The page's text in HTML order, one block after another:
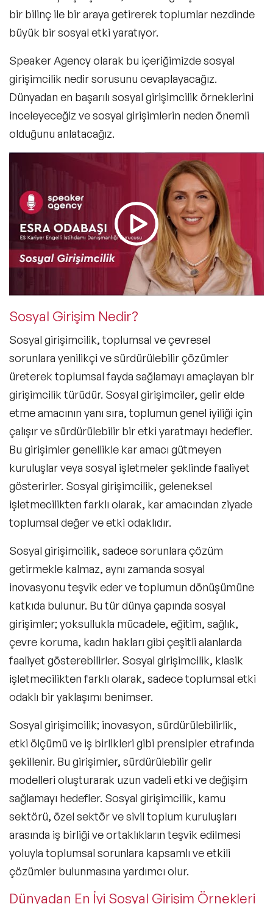
bir bilinç ile bir araya getirerek toplumlar nezdinde
büyük bir sosyal etki yaratıyor.
Speaker Agency olarak bu içeriğimizde sosyal
girişimcilik nedir sorusunu cevaplayacağız.
Dünyadan en başarılı sosyal girişimcilik örneklerini
inceleyeceğiz ve sosyal girişimlerin neden önemli
olduğunu anlatacağız.
Sosyal Girişim Nedir?
Sosyal girişimcilik, toplumsal ve çevresel
sorunlara yenilikçi ve sürdürülebilir çözümler
üreterek toplumsal fayda sağlamayı amaçlayan bir
girişimcilik türüdür. Sosyal girişimciler, gelir elde
etme amacının yanı sıra, toplumun genel iyiliği için
çalışır ve sürdürülebilir bir etki yaratmayı hedefler.
Bu girişimler genellikle kar amacı gütmeyen
kuruluşlar veya sosyal işletmelerşeklinde faaliyet
gösterirler. Sosyal girişimcilik, geleneksel
işletmecilikten farklı olarak, kar amacından ziyade
toplumsal değer ve etki odaklıdır.
Sosyal girişimcilik, sadece sorunlara çözüm
getirmekle kalmaz, aynı zamanda sosyal
inovasyonu teşvik eder ve toplumun dönüşümüne
katkıda bulunur. Bu tür dünya çapında sosyal
girişimler; yoksullukla mücadele, eğitim, sağlık,
çevre koruma, kadın hakları gibi çeşitli alanlarda
faaliyet gösterebilirler. Sosyal girişimcilik, klasik
işletmecilikten farklı olarak, sadece toplumsal etki
odaklı bir yaklaşımı benimser.
Sosyal girişimcilik; inovasyon, sürdürülebilirlik,
etki ölçümü ve iş birlikleri gibi prensipler etrafında
şekillenir. Bu girişimler, sürdürülebilir gelir
modelleri oluşturarak uzun vadeli etki ve değişim
sağlamayı hedefler. Sosyal girişimcilik, kamu
sektörü, özel sektör ve sivil toplum kuruluşları
arasında iş birliği ve ortaklıkların teşvik edilmesi
yoluyla toplumsal sorunlara kapsamlı ve etkili
çözümler bulunmasına yardımcı olur.
Dünyadan En İyi Sosyal Girişim Örnekleri